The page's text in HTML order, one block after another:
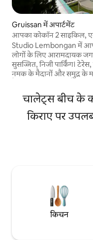
Gruissan में अपार्टमेंट
आपका कोकॉन 2 साइकिल,
वाई-फाई के साथ आपका
Studio Lembongan में
लोगों के लिए आरामदायक
सुसज्जित, निजी पार्किंग।
नमक के मैदानों और समुद्र के
मिनट की दूरी और ले शैले
दूरी (बाइक पाथ पर बाइक
जाने वाली सड़क से बहुत
भी है। दूसरी मंज़िल पर बिना
कंडीशनिंग, फ़ाइबर वाई-
सुसज्जित रसोई, डिशवॉशर,
चालेट्स बीच के
किराए पर
किचन